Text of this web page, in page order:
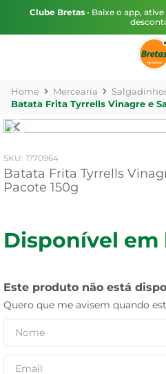
Clube Bretas • Baixe o app,
Mercearia
Batata Frita Tyrrells Vinagre e
: 1770964
Batata Frita Tyrrells
Pacote 150g
Disponível em
Este produto não está
Quero que me avisem quando